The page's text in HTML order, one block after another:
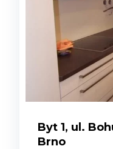
Byt 1, ul.
Brno